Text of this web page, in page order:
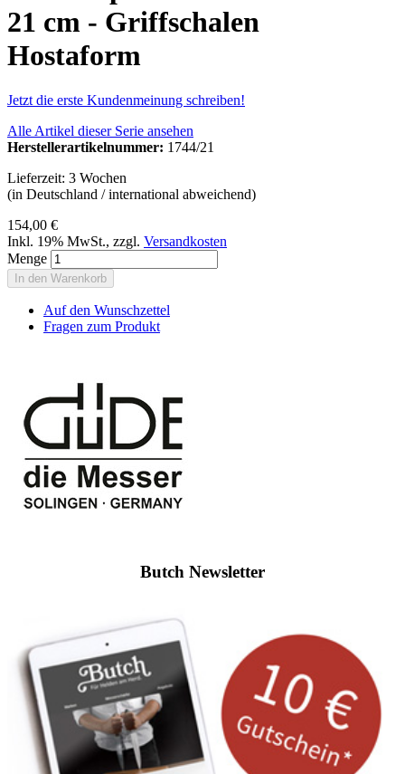
21 cm - Griffschalen
Hostaform
Jetzt die erste Kundenmeinung schreiben!
Alle Artikel dieser Serie ansehen
Herstellerartikelnummer: 1744/21
Lieferzeit: 3 Wochen
(in Deutschland / international abweichend)
154,00 €
Inkl. 19% MwSt., zzgl. Versandkosten
Menge
In den Warenkorb
Auf den Wunschzettel
Fragen zum Produkt
Butch Newsletter